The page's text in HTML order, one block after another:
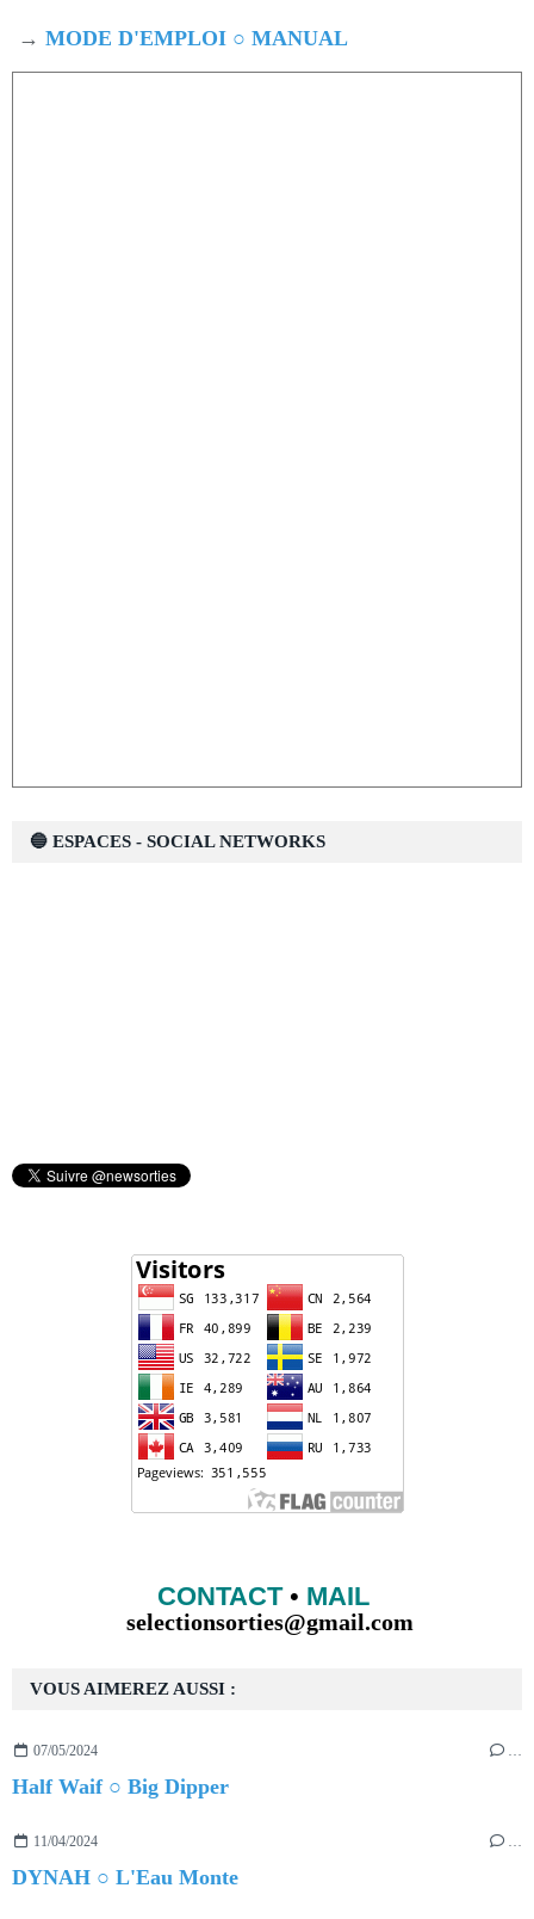
VOUS AIMEREZ AUSSI :
07/05/2024 …
Half Waif ○ Big Dipper
11/04/2024 …
DYNAH ○ L'Eau Monte
→ MODE D'EMPLOI ○ MANUAL
🔵 ESPACES - SOCIAL NETWORKS
CONTACT• MAIL
selectionsorties@gmail.com